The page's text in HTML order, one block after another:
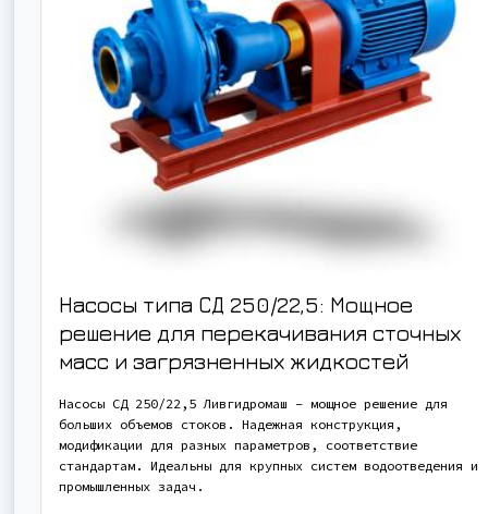
Насосы типа СД 250/22,5: Мощное
решение для перекачивания сточных
масс и загрязненных жидкостей
Насосы СД 250/22,5 Ливгидромаш – мощное решение для
больших объемов стоков. Надежная конструкция,
модификации для разных параметров, соответствие
стандартам. Идеальны для крупных систем водоотведения и
промышленных задач.